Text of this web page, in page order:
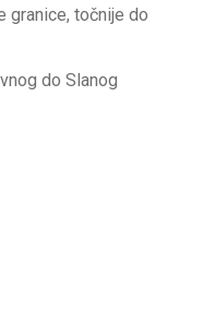
granice, točnije do
do Slanog